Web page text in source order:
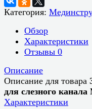
Категория:
Обзор
Характеристики
Отзывы 0
Описание
Описание для товара
для слезного
Характеристики